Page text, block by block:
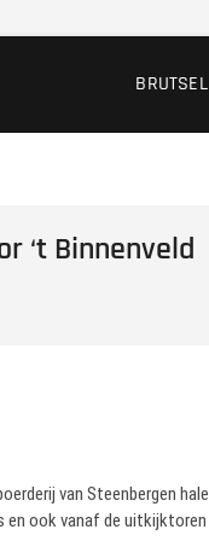
‘t Binnenveld
van Steenbergen
ook vanaf de